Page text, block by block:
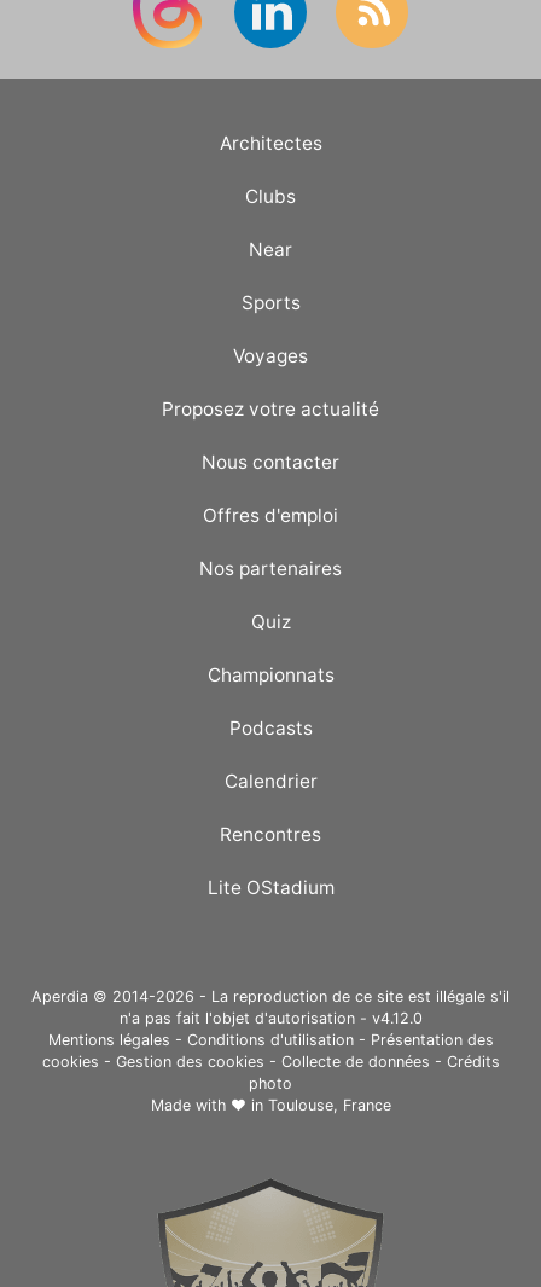
Architectes
Clubs
Near
Sports
Voyages
Proposez votre actualité
Nous contacter
Offres d'emploi
Nos partenaires
Quiz
Championnats
Podcasts
Calendrier
Rencontres
Lite OStadium
Aperdia © 2014-2026 - La reproduction de ce site est illégale s'il
n'a pas fait l'objet d'autorisation - v4.12.0
Mentions légales - Conditions d'utilisation- Présentation des
cookies - Gestion des cookies - Collecte de données - Crédits
photo
Made with ❤ in Toulouse, France